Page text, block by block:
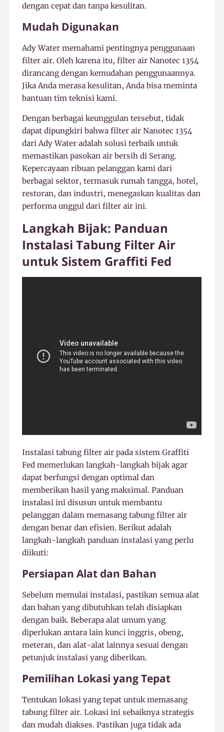
dengan cepat dan tanpa kesulitan.
Mudah Digunakan
Ady Water memahami pentingnya penggunaan
filter air. Oleh karena itu, filter air Nanotec 1354
dirancang dengan kemudahan penggunaannya.
Jika Anda merasa kesulitan, Anda bisa meminta
bantuan tim teknisi kami.
Dengan berbagai keunggulan tersebut, tidak
dapat dipungkiri bahwa filter air Nanotec 1354
dari Ady Water adalah solusi terbaik untuk
memastikan pasokan air bersih di Serang.
Kepercayaan ribuan pelanggan kami dari
berbagai sektor, termasuk rumah tangga, hotel,
restoran, dan industri, menegaskan kualitas dan
performa unggul dari filter air ini.
Langkah Bijak: Panduan
Instalasi Tabung Filter Air
untuk Sistem Graffiti Fed
Instalasi tabung filter air pada sistem Graffiti
Fed memerlukan langkah-langkah bijak agar
dapat berfungsi dengan optimal dan
memberikan hasil yang maksimal. Panduan
instalasi ini disusun untuk membantu
pelanggan dalam memasang tabung filter air
dengan benar dan efisien. Berikut adalah
langkah-langkah panduan instalasi yang perlu
diikuti:
Persiapan Alat dan Bahan
Sebelum memulai instalasi, pastikan semua alat
dan bahan yang dibutuhkan telah disiapkan
dengan baik. Beberapa alat umum yang
diperlukan antara lain kunci inggris, obeng,
meteran, dan alat-alat lainnya sesuai dengan
petunjuk instalasi yang diberikan.
Pemilihan Lokasi yang Tepat
Tentukan lokasi yang tepat untuk memasang
tabung filter air. Lokasi ini sebaiknya strategis
dan mudah diakses. Pastikan juga tidak ada